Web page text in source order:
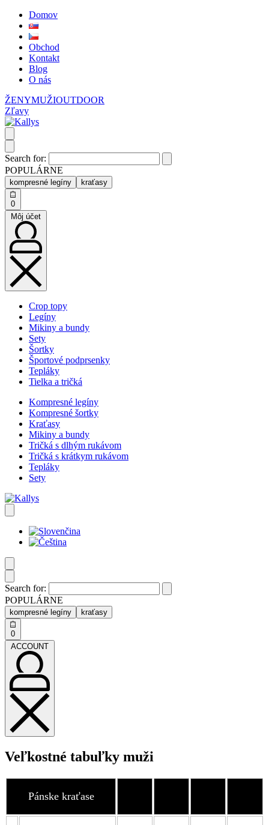
Domov
Obchod
Kontakt
Blog
O nás
ŽENYMUŽIOUTDOOR
Zľavy
Search for:
POPULÁRNE
kompresné legíny kraťasy
0
Môj účet
Crop topy
Legíny
Mikiny a bundy
Sety
Šortky
Športové podprsenky
Tepláky
Tielka a tričká
Kompresné legíny
Kompresné šortky
Kraťasy
Mikiny a bundy
Tričká s dlhým rukávom
Tričká s krátkym rukávom
Tepláky
Sety
Search for:
POPULÁRNE
kompresné legíny kraťasy
0
ACCOUNT
Veľkostné tabuľky muži
Pánske kraťase